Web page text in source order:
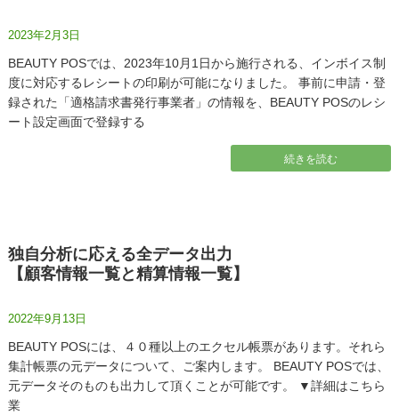
2023年2月3日
BEAUTY POSでは、2023年10月1日から施行される、インボイス制
度に対応するレシートの印刷が可能になりました。 事前に申請・登
録された「適格請求書発行事業者」の情報を、BEAUTY POSのレシ
ート設定画面で登録する
続きを読む
独自分析に応える全データ出力
【顧客情報一覧と精算情報一覧】
2022年9月13日
BEAUTY POSには、４０種以上のエクセル帳票があります。それら
集計帳票の元データについて、ご案内します。 BEAUTY POSでは、
元データそのものも出力して頂くことが可能です。 ▼詳細はこちら
業